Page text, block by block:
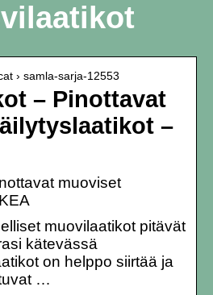
› samla-sarja-12553
– Pinottavat
–
muoviset
muovilaatikot pitävät
kätevässä
on helppo siirtää ja
…